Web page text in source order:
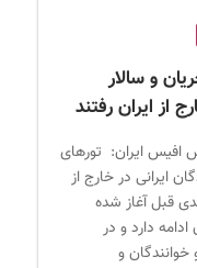
و سالار
از ایران رفتند
افیس ایران: تورهای
ایرانی در خارج از
قبل آغاز شده
دارد و در
و